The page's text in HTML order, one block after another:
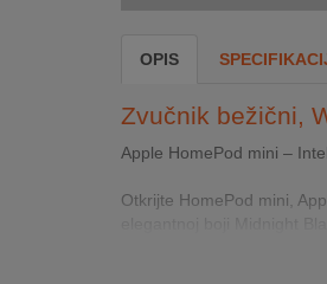
OPIS
Zvučnik bežični,
Apple HomePod mini –
Otkrijte HomePod mini,
elegantnoj boji Midnight